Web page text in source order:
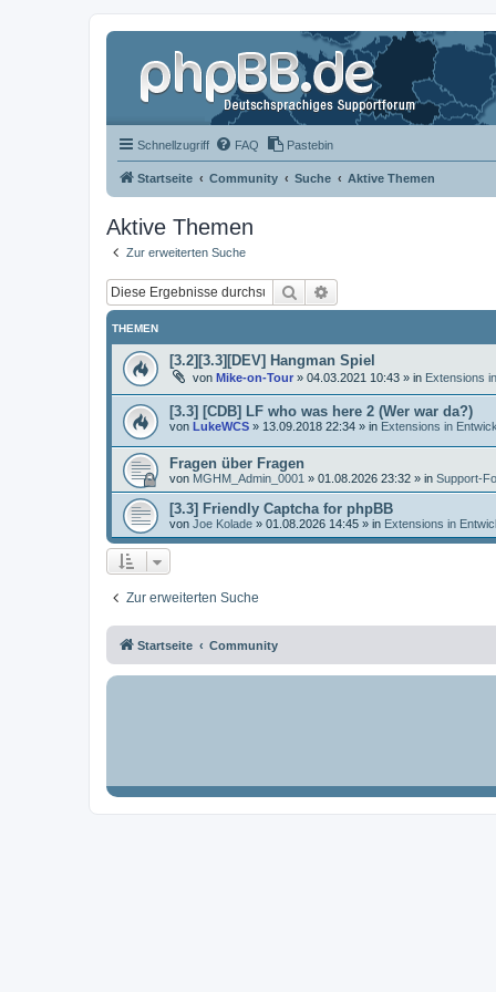
Schnellzugriff FAQ Pastebin
Startseite Community Suche Aktive Themen
Aktive Themen
Zur erweiterten Suche
Suche
THEMEN
[3.2][3.3][DEV] Hangman Spiel
von Mike-on-Tour » 04.03.2021 10:43 » in Extensions
[3.3] [CDB] LF who was here 2 (Wer war da?)
von LukeWCS » 13.09.2018 22:34 » in Extensions in
Fragen über Fragen
von MGHM_Admin_0001 » 01.08.2026 23:32 » in Support-
[3.3] Friendly Captcha for phpBB
von Joe Kolade » 01.08.2026 14:45 » in Extensions in
Zur erweiterten Suche
Startseite Community